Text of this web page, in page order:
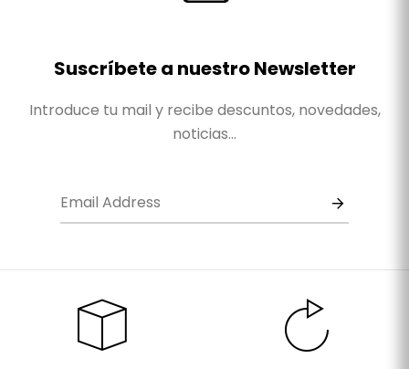
Suscríbete a nuestro Newsletter
Introduce tu mail y recibe descuntos, novedades,
noticias...